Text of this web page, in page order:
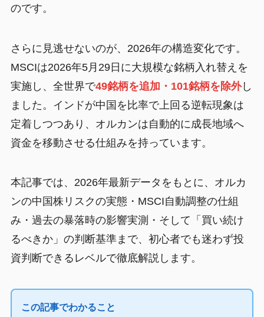
のです。
さらに見逃せないのが、2026年の構造変化です。
MSCIは2026年5月29日に大規模な銘柄入れ替えを
実施し、全世界で49銘柄を追加・101銘柄を除外し
ました。インドが中国を比率で上回る逆転現象は
定着しつつあり、オルカンは自動的に成長地域へ
資金を移動させる仕組みを持っています。
本記事では、2026年最新データをもとに、オルカ
ンの中国株リスクの実態・MSCI自動調整の仕組
み・過去の暴落時の影響実測・そして「買い続け
るべきか」の判断基準まで、初心者でも迷わず投
資判断できるレベルで徹底解説します。
この記事でわかること